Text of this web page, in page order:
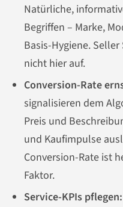
Natürliche,
Begriffen – Marke,
Basis-Hygiene.
nicht hier auf.
Conversion-Rate
signalisieren dem
Preis und
und Kaufimpulse
Conversion-Rate ist
Faktor.
Service-KPIs pflegen: